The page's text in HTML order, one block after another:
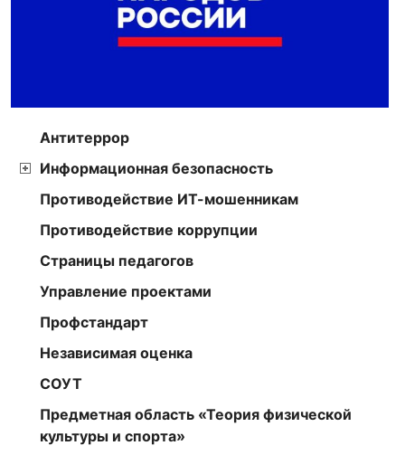
Антитеррор
Информационная безопасность
Противодействие ИТ-мошенникам
Противодействие коррупции
Страницы педагогов
Управление проектами
Профстандарт
Независимая оценка
СОУТ
Предметная область «Теория физической
культуры и спорта»